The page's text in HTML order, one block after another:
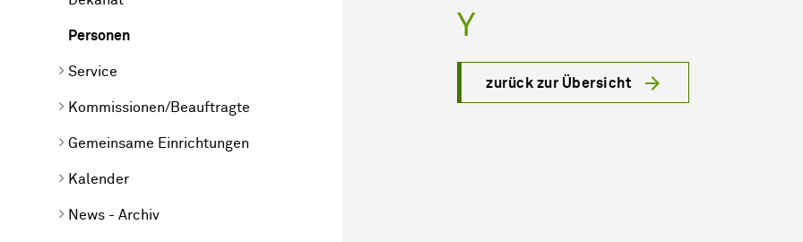
Personen
Service
Kommissionen/Beauftragte
Gemeinsame Einrichtungen
Kalender
News - Archiv
Y
zurück zur Übersicht